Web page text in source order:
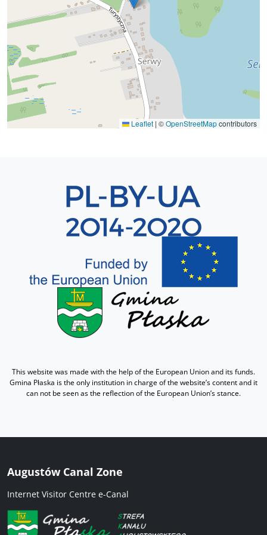
Leaflet | ©OpenStreetMapcontributors
This website was made with the help of the European Union and its funds.
Gmina Płaska is the only institution in charge of the website’s content and it
can not be seen as the reflection of the European Union’s stance.
Augustów Canal Zone
Internet Visitor Centre e-Canal